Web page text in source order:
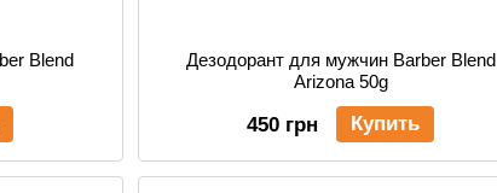
Blend
Дезодорант для мужчин Barber Blend
Arizona 50g
450 грн Купить